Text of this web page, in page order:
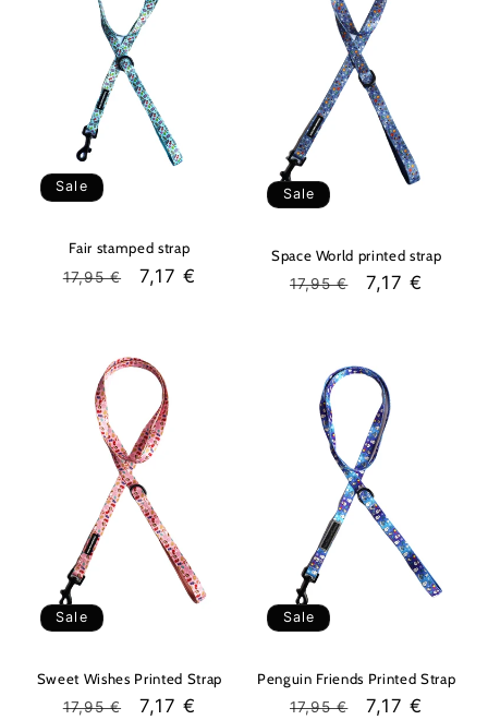
Sale
Fair stamped strap
Regular
17,95 €
Sale
7,17 €
Sale
Space World printed strap
Regular
17,95 €
Sale
7,17 €
Sale
Sweet Wishes Printed Strap
Regular
17,95 €
Sale
7,17 €
Sale
Penguin Friends Printed Strap
Regular
17,95 €
Sale
7,17 €